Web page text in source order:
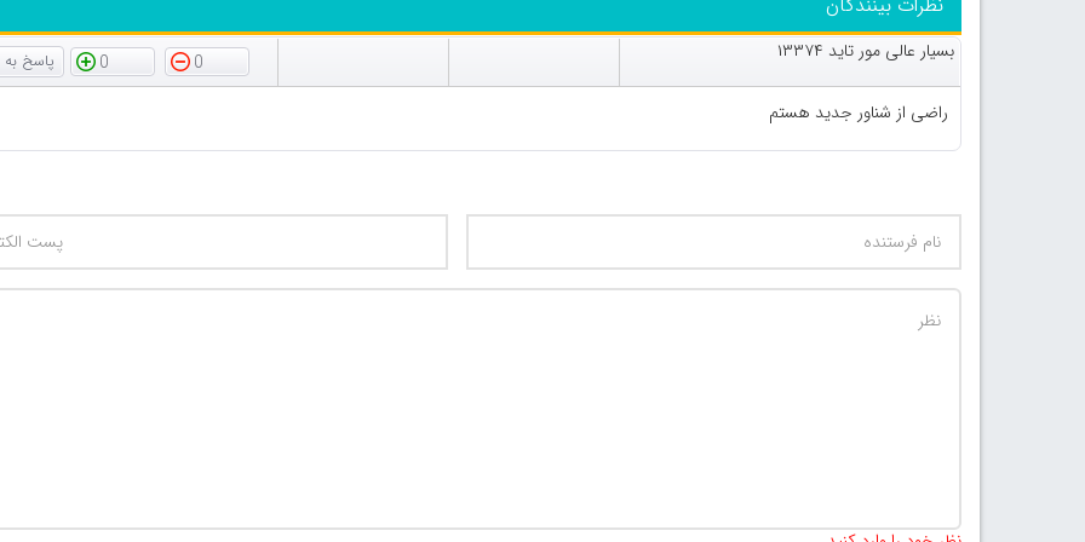
بسیار عالی مور تاید ۱۳۳۷۴ 0
0
راضی از شناور جدید هستم